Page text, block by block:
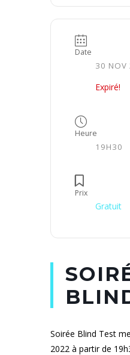
Date
30 NOV
Expiré!
Heure
19H30
Prix
Gratuit
Soirée Blind Test
2022 à partir de